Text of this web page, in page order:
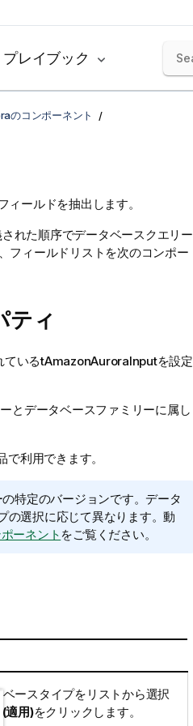
プレイブック
のコンポーネント
ールドを抽出します。
れた順序でデータベースクエリー
フィールドリストを次のコンポー
ティ
ているtAmazonAuroraInputを設定
と データベースファミリーに属し
で利用できます。
特定のバージョンです。データ
の選択に応じて異なります。動
ーネント をご覧ください。
ースタイプをリストから選択
適用)をクリックします。